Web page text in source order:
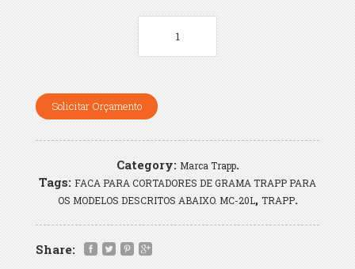
Solicitar Orçamento
Category: Marca Trapp.
Tags: FACA PARA CORTADORES DE GRAMA TRAPP PARA
OS MODELOS DESCRITOS ABAIXO. MC-20L, TRAPP.
Share: